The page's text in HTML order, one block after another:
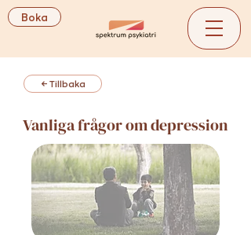
Boka
← Tillbaka
Vanliga frågor om depression